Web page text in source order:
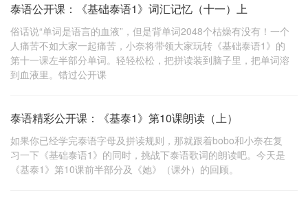
泰语公开课：《基础泰语1》词汇记忆（十一）上
俗话说“单词是语言的血液”，但是背单词2048个枯燥有没有！一个
人痛苦不如大家一起痛苦，小奈将带领大家玩转《基础泰语1》的
第十一课左半部分单词。轻轻松松，把拼读装到脑子里，把单词溶
到血液里。错过公开课
泰语精彩公开课：《基泰1》第10课朗读（上）
如果你已经学完泰语字母及拼读规则，那就跟着bobo和小奈在复
习一下《基础泰语1》的同时，挑战下泰语歌词的朗读吧。今天是
《基泰1》第10课前半部分及《她》（课外）的回顾。